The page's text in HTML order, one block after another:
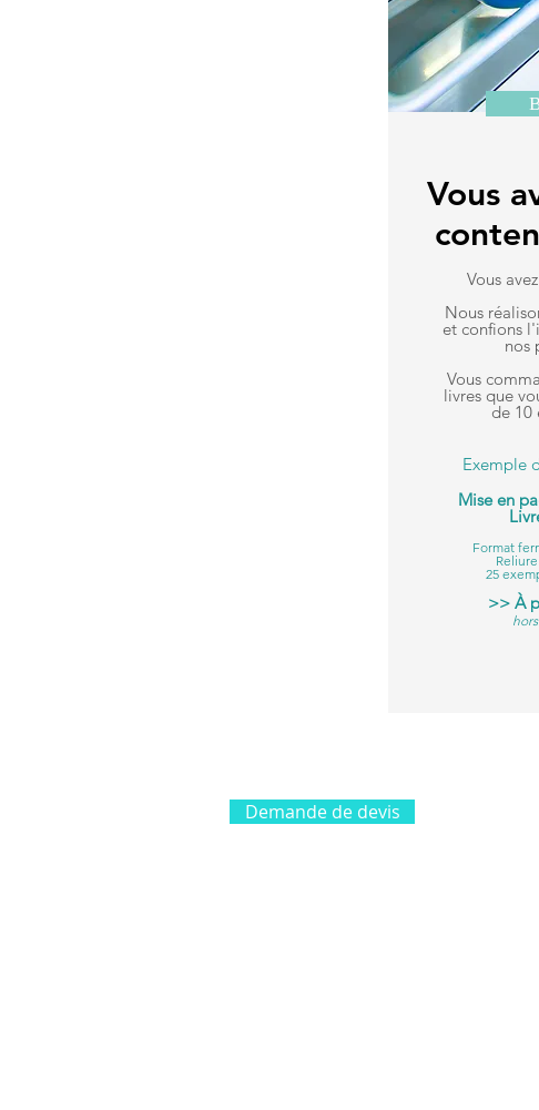
Vous
Vous
Nous
et confions
nos
Vous
livres que
de 10
Exemple
Mise en
Format
25
>> À
Demande de devis